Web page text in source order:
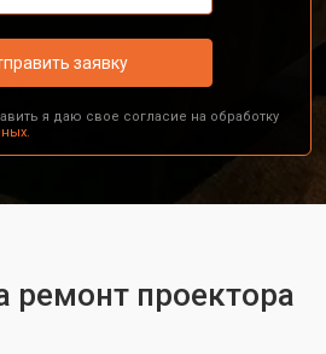
заявку
я даю свое согласие на обработку
ремонт проектора